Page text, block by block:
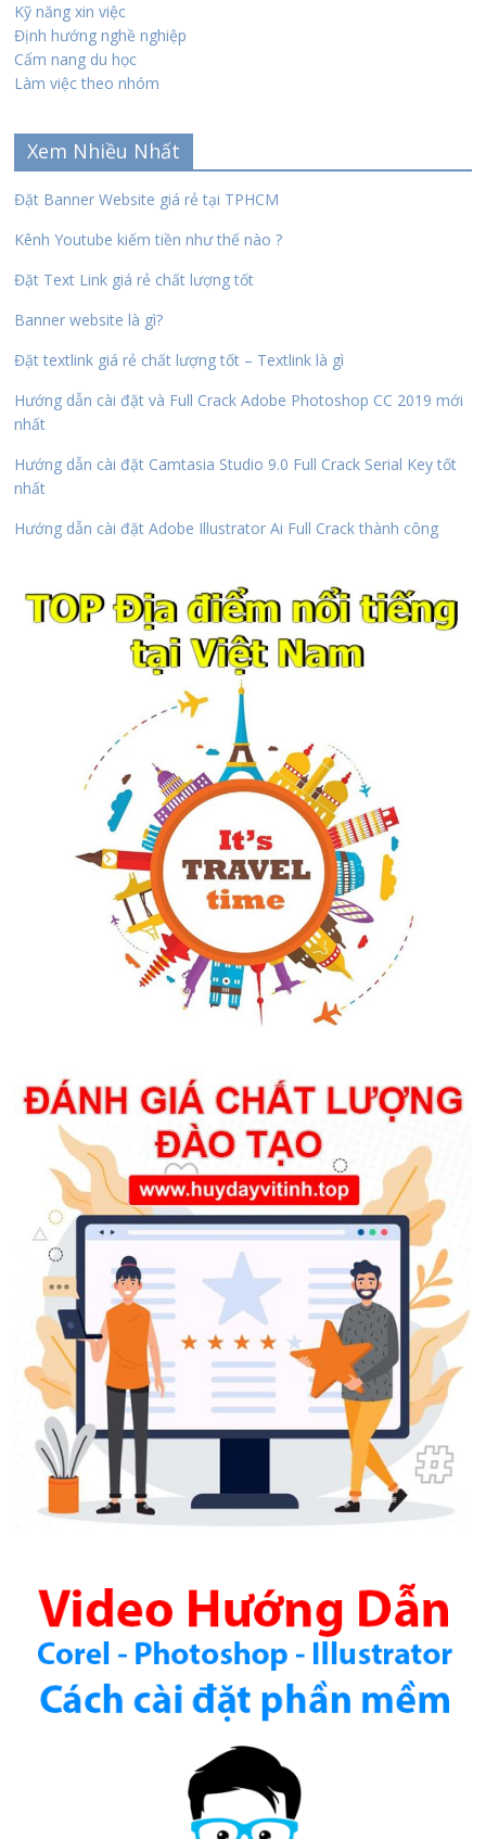
Kỹ năng xin việc
Định hướng nghề nghiệp
Cẩm nang du học
Làm việc theo nhóm
Xem Nhiều Nhất
Đặt Banner Website giá rẻ tại TPHCM
Kênh Youtube kiếm tiền như thế nào ?
Đặt Text Link giá rẻ chất lượng tốt
Banner website là gì?
Đặt textlink giá rẻ chất lượng tốt – Textlink là gì
Hướng dẫn cài đặt và Full Crack Adobe Photoshop CC 2019 mới
nhất
Hướng dẫn cài đặt Camtasia Studio 9.0 Full Crack Serial Key tốt
nhất
Hướng dẫn cài đặt Adobe Illustrator Ai Full Crack thành công